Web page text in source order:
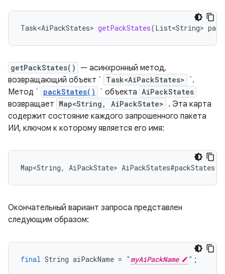
Task<AiPackStates> getPackStates(List<String>
getPackStates()
— асинхронный метод,
возвращающий объект `
Task<AiPackStates> `.
Метод `
packStates() ` объекта AiPackStates
возвращает Map<String, AiPackState> . Эта карта
содержит состояние каждого запрошенного пакета
ИИ, ключом к которому является его имя:
Map<String, AiPackState> AiPackStates#packStates()
Окончательный вариант запроса представлен
следующим образом:
final String aiPackName = "myAiPackName " ;